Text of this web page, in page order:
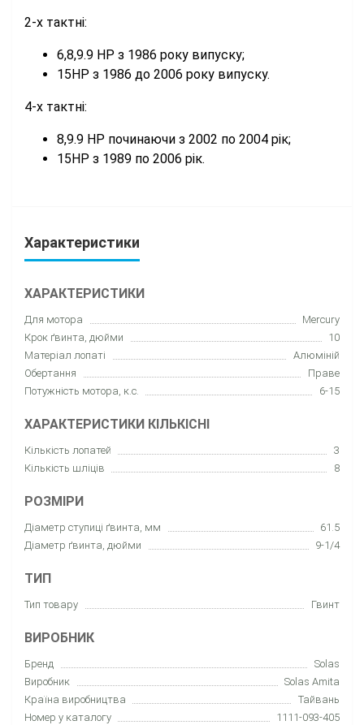
2-х тактні:
6,8,9.9 HP з 1986 року випуску;
15HP з 1986 до 2006 року випуску.
4-х тактні:
8,9.9 HP починаючи з 2002 по 2004 рік;
15HP з 1989 по 2006 рік.
Характеристики
ХАРАКТЕРИСТИКИ
Для мотора
Mercury
Крок ґвинта, дюйми
10
Матеріал лопаті
Алюміній
Обертання
Праве
Потужність мотора, к.с.
6-15
ХАРАКТЕРИСТИКИ КІЛЬКІСНІ
Кількість лопатей
3
Кількість шліців
8
РОЗМІРИ
Діаметр ступиці ґвинта, мм
61.5
Діаметр ґвинта, дюйми
9-1/4
ТИП
Тип товару Гвинт
ВИРОБНИК
Бренд
Solas
Виробник
Solas Amita
Країна виробництва
Тайвань
Номер у каталогу
1111-093-405